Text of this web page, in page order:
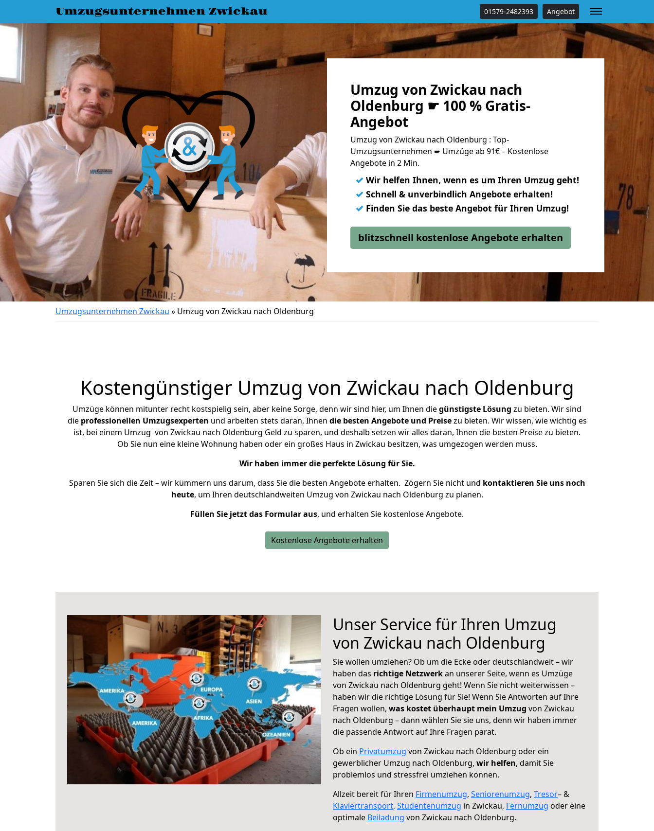
Umzugsunternehmen Zwickau 01579-2482393 Angebot
Umzug von Zwickau nach
Oldenburg ☛ 100 % Gratis-
Angebot
Umzug von Zwickau nach Oldenburg : Top-
Umzugsunternehmen ➨ Umzüge ab 91€ – Kostenlose
Angebote in 2 Min.
✓ Wir helfen Ihnen, wenn es um Ihren Umzug geht!
✓ Schnell & unverbindlich Angebote erhalten!
✓ Finden Sie das beste Angebot für Ihren Umzug!
blitzschnell kostenlose Angebote erhalten
Umzugsunternehmen Zwickau » Umzug von Zwickau nach Oldenburg
Kostengünstiger Umzug von Zwickau nach Oldenburg
Umzüge können mitunter recht kostspielig sein, aber keine Sorge, denn wir sind hier, um Ihnen diegünstigste Lösung zu bieten. Wir sind
die professionellen Umzugsexperten und arbeiten stets daran, Ihnen die besten Angebote und Preisezu bieten. Wir wissen, wie wichtig es
ist, bei einem Umzug von Zwickau nach Oldenburg Geld zu sparen, und deshalb setzen wir alles daran, Ihnen die besten Preise zu bieten.
Ob Sie nun eine kleine Wohnung haben oder ein großes Haus in Zwickau besitzen, was umgezogen werden muss.
Wir haben immer die perfekte Lösung für Sie.
Sparen Sie sich die Zeit – wir kümmern uns darum, dass Sie die besten Angebote erhalten. Zögern Sie nicht und kontaktieren Sie uns noch
heute, um Ihren deutschlandweiten Umzug von Zwickau nach Oldenburg zu planen.
Füllen Sie jetzt das Formular aus, und erhalten Sie kostenlose Angebote.
Kostenlose Angebote erhalten
Unser Service für Ihren Umzug
von Zwickau nach Oldenburg
Sie wollen umziehen? Ob um die Ecke oder deutschlandweit – wir
haben das richtige Netzwerkan unserer Seite, wenn es Umzüge
von Zwickau nach Oldenburg geht! Wenn Sie nicht weiterwissen –
haben wir die richtige Lösung für Sie! Wenn Sie Antworten auf Ihre
Fragen wollen, was kostet überhaupt mein Umzug von Zwickau
nach Oldenburg – dann wählen Sie sie uns, denn wir haben immer
die passende Antwort auf Ihre Fragen parat.
Ob ein Privatumzug von Zwickau nach Oldenburg oder ein
gewerblicher Umzug nach Oldenburg, wir helfen, damit Sie
problemlos und stressfrei umziehen können.
Allzeit bereit für Ihren Firmenumzug, Seniorenumzug, Tresor– &
Klaviertransport, Studentenumzug in Zwickau, Fernumzug oder eine
optimale Beiladung von Zwickau nach Oldenburg.